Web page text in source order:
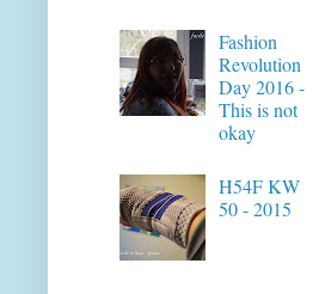
Fashion
Revolution
Day 2016 -
This is not
okay
H54F KW
50 - 2015